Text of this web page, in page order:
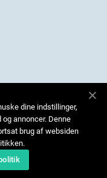
dine indstillinger,
annoncer. Denne
brug af websiden